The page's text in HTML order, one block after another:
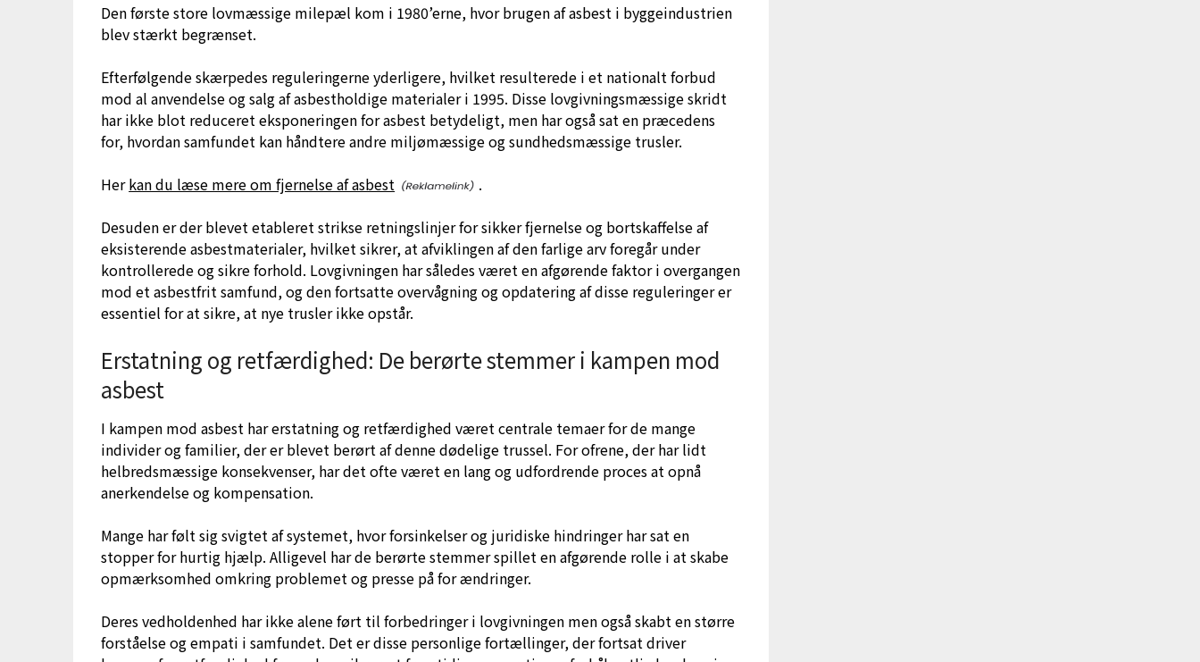
Den første store lovmæssige milepæl kom i 1980’erne, hvor brugen af asbest i byggeindustrien
blev stærkt begrænset.
Efterfølgende skærpedes reguleringerne yderligere, hvilket resulterede i et nationalt forbud
mod al anvendelse og salg af asbestholdige materialer i 1995. Disse lovgivningsmæssige skridt
har ikke blot reduceret eksponeringen for asbest betydeligt, men har også sat en præcedens
for, hvordan samfundet kan håndtere andre miljømæssige og sundhedsmæssige trusler.
Herkan du læse mere om fjernelse af asbest
.
Desuden er der blevet etableret strikse retningslinjer for sikker fjernelse og bortskaffelse af
eksisterende asbestmaterialer, hvilket sikrer, at afviklingen af den farlige arv foregår under
kontrollerede og sikre forhold. Lovgivningen har således været en afgørende faktor i overgangen
mod et asbestfrit samfund, og den fortsatte overvågning og opdatering af disse reguleringer er
essentiel for at sikre, at nye trusler ikke opstår.
Erstatning og retfærdighed: De berørte stemmer i kampen mod
asbest
I kampen mod asbest har erstatning og retfærdighed været centrale temaer for de mange
individer og familier, der er blevet berørt af denne dødelige trussel. For ofrene, der har lidt
helbredsmæssige konsekvenser, har det ofte været en lang og udfordrende proces at opnå
anerkendelse og kompensation.
Mange har følt sig svigtet af systemet, hvor forsinkelser og juridiske hindringer har sat en
stopper for hurtig hjælp. Alligevel har de berørte stemmer spillet en afgørende rolle i at skabe
opmærksomhed omkring problemet og presse på for ændringer.
Deres vedholdenhed har ikke alene ført til forbedringer i lovgivningen men også skabt en større
forståelse og empati i samfundet. Det er disse personlige fortællinger, der fortsat driver